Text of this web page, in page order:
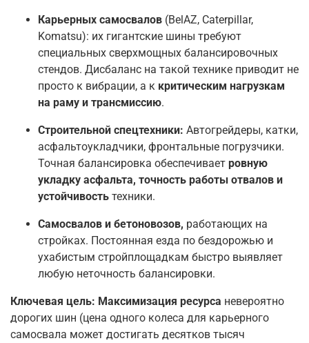
Карьерных самосвалов (BelAZ, Caterpillar,
Komatsu): их гигантские шины требуют
специальных сверхмощных балансировочных
стендов. Дисбаланс на такой технике приводит не
просто к вибрации, а к критическим нагрузкам
на раму и трансмиссию.
Строительной спецтехники: Автогрейдеры, катки,
асфальтоукладчики, фронтальные погрузчики.
Точная балансировка обеспечивает ровную
укладку асфальта, точность работы отвалов и
устойчивость техники.
Самосвалов и бетоновозов, работающих на
стройках. Постоянная езда по бездорожью и
ухабистым стройплощадкам быстро выявляет
любую неточность балансировки.
Ключевая цель: Максимизация ресурса невероятно
дорогих шин (цена одного колеса для карьерного
самосвала может достигать десятков тысяч